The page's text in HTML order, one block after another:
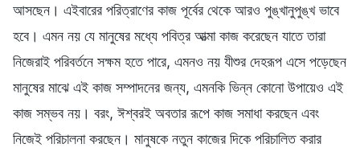
আসছেন। এইবারের পরিত্রাণের কাজ পূর্বের থেকে আরও পুঙ্খানুপুঙ্খ ভাবে
হবে। এমন নয় যে মানুষের মধ্যে পবিত্র আত্মা কাজ করেছেন যাতে তারা
নিজেরাই পরিবর্তনে সক্ষম হতে পারে, এমনও নয় যীশুর দেহরূপ এসে পড়েছেন
মানুষের মাঝে এই কাজ সম্পাদনের জন্য, এমনকি ভিন্ন কোনো উপায়েও এই
কাজ সম্ভব নয়। বরং, ঈশ্বরই অবতার রূপে কাজ সমাধা করছেন এবং
নিজেই পরিচালনা করছেন। মানুষকে নতুন কাজের দিকে পরিচালিত করার